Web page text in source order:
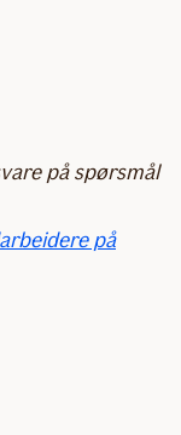
på spørsmål
på